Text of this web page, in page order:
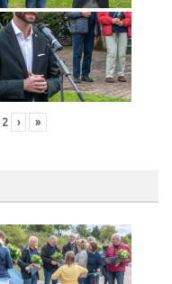
2 › »